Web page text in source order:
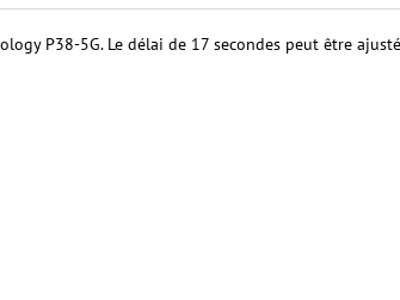
P38-5G. Le délai de 17 secondes peut être